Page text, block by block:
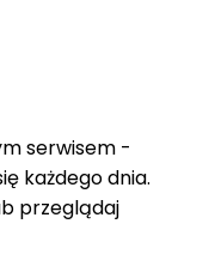
serwisem -
każdego dnia.
przeglądaj